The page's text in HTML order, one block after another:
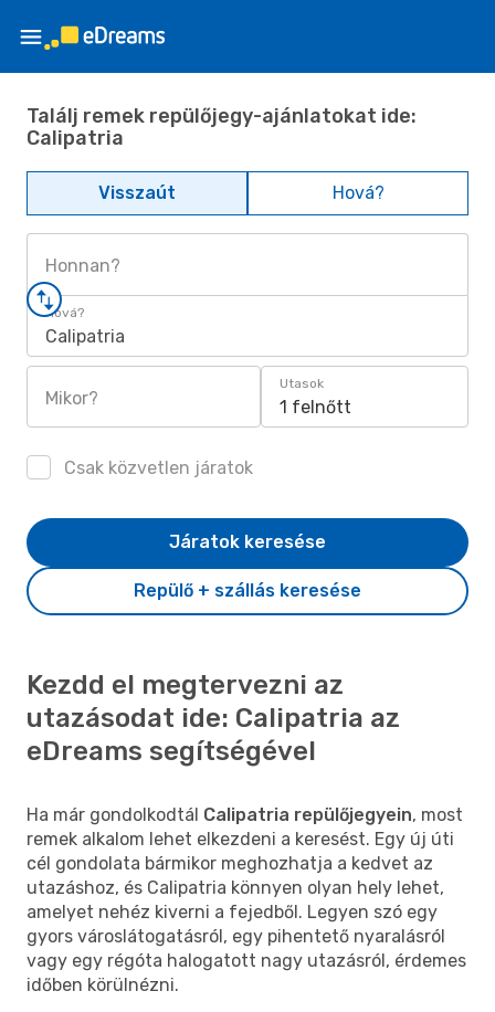
Találj remek repülőjegy-ajánlatokat ide:
Calipatria
Visszaút Hová?
Honnan?
Hová?
Calipatria
Mikor?
Utasok
1 felnőtt
Csak közvetlen járatok
Repülő + szállás keresése
Járatok keresése
Kezdd el megtervezni az
utazásodat ide: Calipatria az
eDreams segítségével
Ha már gondolkodtál Calipatria repülőjegyein, most
remek alkalom lehet elkezdeni a keresést. Egy új úti
cél gondolata bármikor meghozhatja a kedvet az
utazáshoz, és Calipatria könnyen olyan hely lehet,
amelyet nehéz kiverni a fejedből. Legyen szó egy
gyors városlátogatásról, egy pihentető nyaralásról
vagy egy régóta halogatott nagy utazásról, érdemes
időben körülnézni.